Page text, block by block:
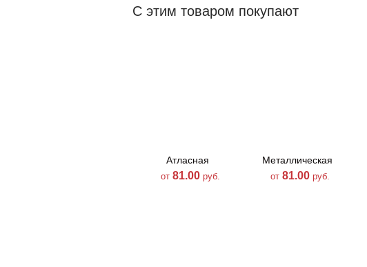
С этим товаром покупают
Атласная
молния-790
от 81.00 руб.
Металлическая
молния-142
от 81.00 руб.